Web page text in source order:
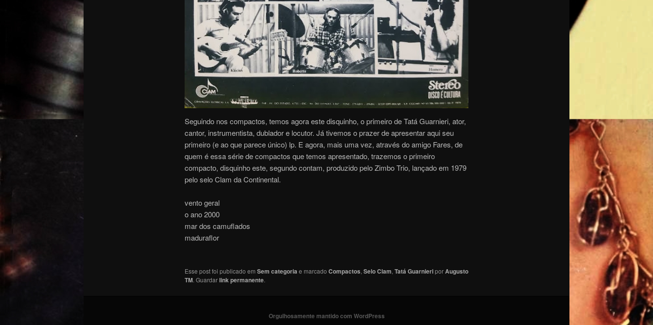
Seguindo nos compactos, temos agora este disquinho, o primeiro de Tatá Guarnieri, ator,
cantor, instrumentista, dublador e locutor. Já tivemos o prazer de apresentar aqui seu
primeiro (e ao que parece único) lp. E agora, mais uma vez, através do amigo Fares, de
quem é essa série de compactos que temos apresentado, trazemos o primeiro
compacto, disquinho este, segundo contam, produzido pelo Zimbo Trio, lançado em 1979
pelo selo Clam da Continental.
vento geral
o ano 2000
mar dos camuflados
maduraflor
Esse post foi publicado em Sem categoria e marcado Compactos, Selo Clam, Tatá GuarnieriporAugusto
TM. Guardarlink permanente.
Orgulhosamente mantido com WordPress